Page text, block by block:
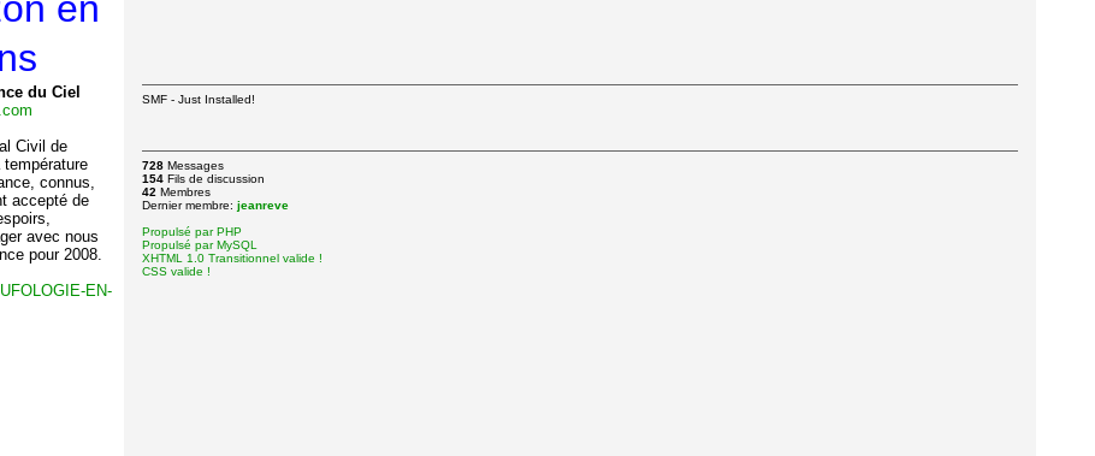
du Ciel
Civil de
connus,
accepté de
avec nous
pour 2008.
EN-
SMF - Just Installed!
728 Messages
154 Fils de discussion
42 Membres
Dernier membre: jeanreve
Propulsé par PHP
Propulsé par MySQL
XHTML 1.0 Transitionnel valide !
CSS valide !